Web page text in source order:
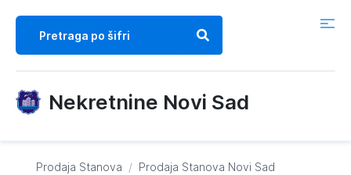
Nekretnine Novi Sad
Prodaja Stanova / Prodaja Stanova Novi Sad